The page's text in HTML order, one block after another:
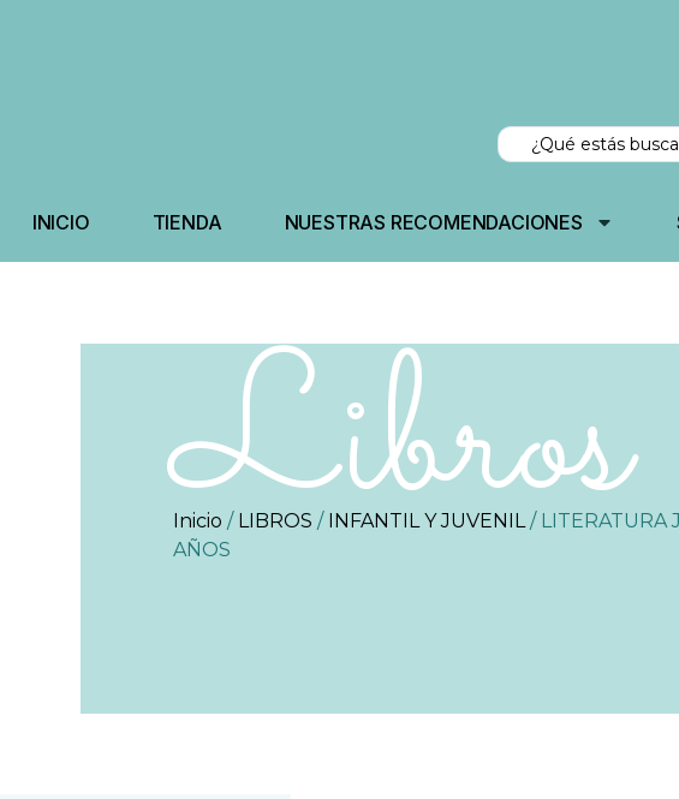
INICIO TIENDA NUESTRAS RECOMENDACIONES
Libros
Inicio / LIBROS / INFANTIL Y JUVENIL/ LITERATURA
AÑOS